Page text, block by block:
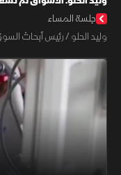
جلسة المساء
وليد الحلو / رئيس أبحاث